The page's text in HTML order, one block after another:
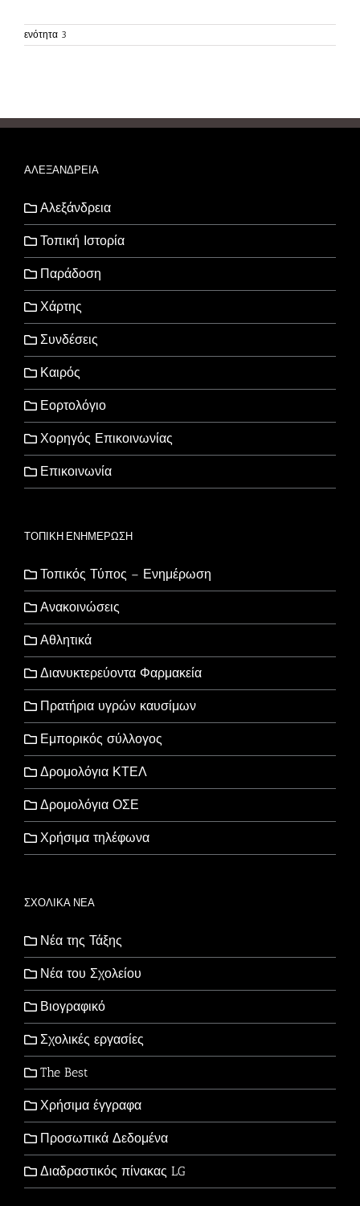
ενότητα 3
ΑΛΕΞΑΝΔΡΕΙΑ
Αλεξάνδρεια
Τοπική Ιστορία
Παράδοση
Χάρτης
Συνδέσεις
Καιρός
Εορτολόγιο
Χορηγός Επικοινωνίας
Επικοινωνία
ΤΟΠΙΚΗ ΕΝΗΜΕΡΩΣΗ
Τοπικός Τύπος – Ενημέρωση
Ανακοινώσεις
Αθλητικά
Διανυκτερεύοντα Φαρμακεία
Πρατήρια υγρών καυσίμων
Εμπορικός σύλλογος
Δρομολόγια ΚΤΕΛ
Δρομολόγια ΟΣΕ
Χρήσιμα τηλέφωνα
ΣΧΟΛΙΚΑ ΝΕΑ
Νέα της Τάξης
Νέα του Σχολείου
Βιογραφικό
Σχολικές εργασίες
The Best
Χρήσιμα έγγραφα
Προσωπικά Δεδομένα
Διαδραστικός πίνακας LG